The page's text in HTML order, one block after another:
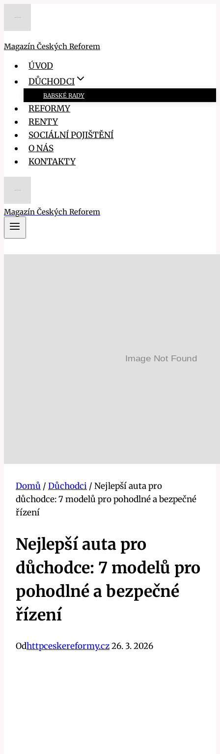
Magazín Českých Reforem
ÚVOD
DŮCHODCI
BABSKÉ RADY
REFORMY
RENTY
SOCIÁLNÍ POJIŠTĚNÍ
O NÁS
KONTAKTY
Magazín Českých Reforem
Domů / Důchodci / Nejlepší auta pro
důchodce: 7 modelů pro pohodlné a bezpečné
řízení
Nejlepší auta pro
důchodce: 7 modelů pro
pohodlné a bezpečné
řízení
Odhttpceskereformy.cz26. 3. 2026